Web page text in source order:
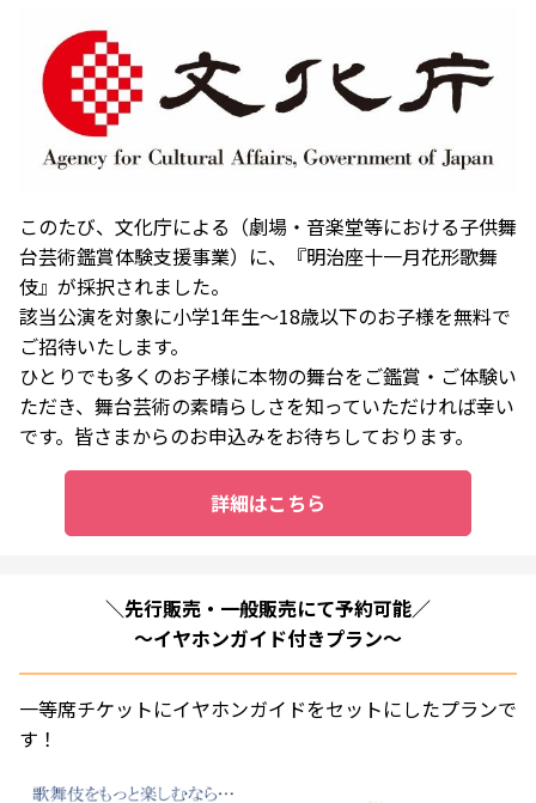
このたび、文化庁による（劇場・音楽堂等における子供舞
台芸術鑑賞体験支援事業）に、『明治座十一月花形歌舞
伎』が採択されました。
該当公演を対象に小学1年生～18歳以下のお子様を無料で
ご招待いたします。
ひとりでも多くのお子様に本物の舞台をご鑑賞・ご体験い
ただき、舞台芸術の素晴らしさを知っていただければ幸い
です。皆さまからのお申込みをお待ちしております。
詳細はこちら
＼先行販売・一般販売にて予約可能／
～イヤホンガイド付きプラン～
一等席チケットにイヤホンガイドをセットにしたプランで
す！